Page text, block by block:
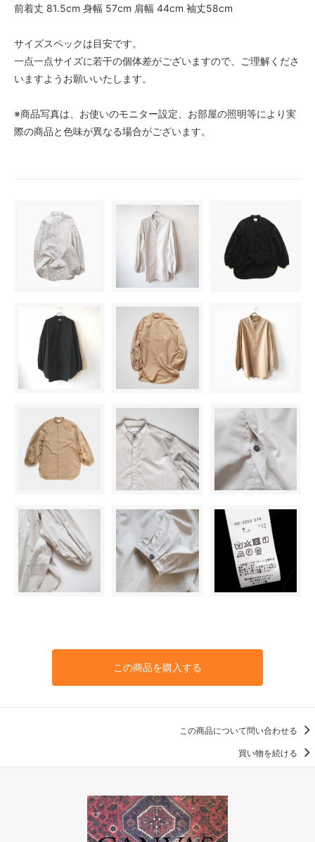
前着丈 81.5cm 身幅 57cm 肩幅 44cm 袖丈58cm
サイズスペックは目安です。
一点一点サイズに若干の個体差がございますので、ご理解くださ
いますようお願いいたします。
※商品写真は、お使いのモニター設定、お部屋の照明等により実
際の商品と色味が異なる場合がございます。
この商品を購入する
この商品について問い合わせる
買い物を続ける